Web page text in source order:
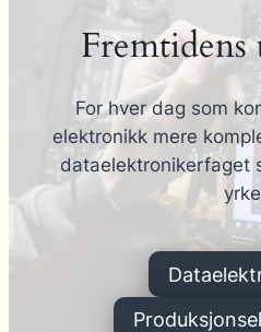
For hver dag som
elektronikk mere
dataelektronikerfaget